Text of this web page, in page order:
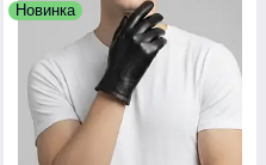
Новинка